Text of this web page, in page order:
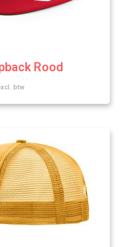
Rood
btw